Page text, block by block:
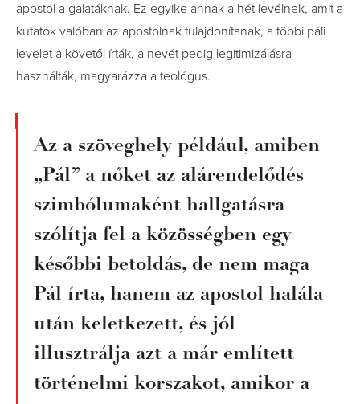
apostol a galatáknak. Ez egyike annak a hét levélnek, amit a
kutatók valóban az apostolnak tulajdonítanak, a többi páli
levelet a követői írták, a nevét pedig legitimizálásra
használták, magyarázza a teológus.
Az a szöveghely például, amiben
„Pál” a nőket az alárendelődés
szimbólumaként hallgatásra
szólítja fel a közösségben egy
későbbi betoldás, de nem maga
Pál írta, hanem az apostol halála
után keletkezett, és jól
illusztrálja azt a már említett
történelmi korszakot, amikor a